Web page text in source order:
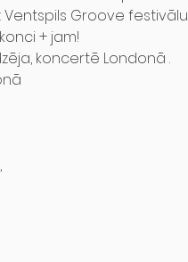
Ventspils Groove
+ jam!
koncertē Londonā .